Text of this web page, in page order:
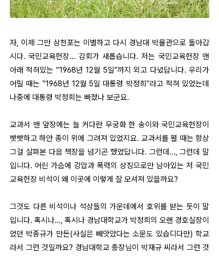
자, 이제 그만 삼천포는 이별하고 다시 경남대 박물관으로 돌아갑
시다. 국민교육헌장… 감회가 새롭습니다. 저는 국민교육헌장 맨
아래 적혀있는 "1968년 12월 5일"까지 외고 다녔답니다. 우리가
어릴 때는 "1968년 12월 5일 대통령 박정희"라고 적혀 있었는데
나중에 대통령 박정희는 빠졌나 보군요.
교과서 맨 앞장에는 늘 커다란 무궁화 한 송이와 국민교육헌장이
빳빳하고 하얀 종이 위에 그려져 있었지요. 교과서를 펼 때는 항상
그걸 살펴본 다음 책장을 넘기곤 했었답니다. 그런데…, 그런데 말
입니다. 어린 가슴에 강압과 폭력의 상징으로만 남아있는 저 국민
교육헌장 비석이 왜 이곳에 이렇게 잘 모셔져 있을까요?
그것도 다른 비석이나 석상들의 가운데에서 호위를 받는 듯이 말
입니다. 혹시나…, 혹시나 경남대학교가 박정희의 오랜 경호실장이
었던 박종규가 만든(사실은 빼앗았다는 소문도 있습디다만) 학교
라서 그런 것일까요? 경남대학교 총장님이 박재규 씨라서 그런 것